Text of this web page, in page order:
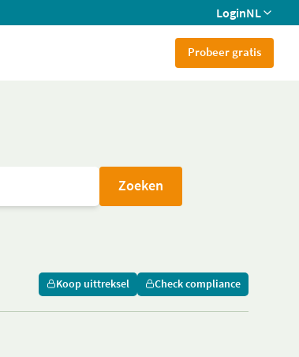
LoginNL
Probeer gratis
Zoeken
Koop uittreksel Check compliance